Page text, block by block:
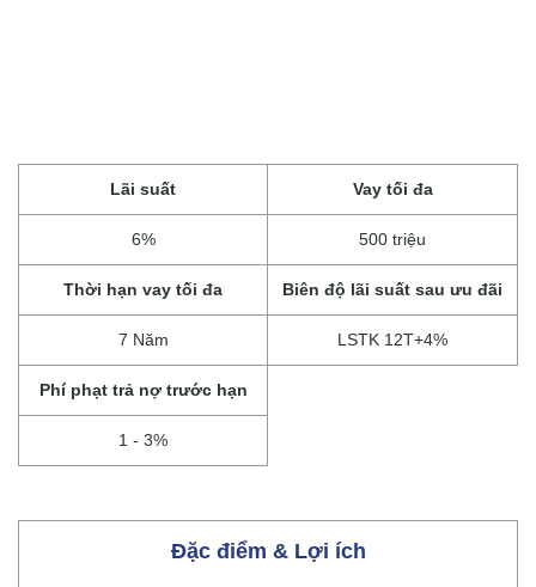
Lãi suất
6%
Vay tối đa
500 triệu
Thời hạn vay tối đa
7 Năm
Biên độ lãi suất sau ưu đãi
LSTK 12T+4%
Phí phạt trả nợ trước hạn
1 - 3%
Đặc điểm & Lợi ích